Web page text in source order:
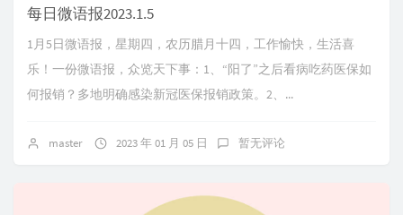
每日微语报2023.1.5
1月5日微语报，星期四，农历腊月十四，工作愉快，生活喜
乐！一份微语报，众览天下事：1、“阳了”之后看病吃药医保如
何报销？多地明确感染新冠医保报销政策。2、...
master 2023 年 01 月 05 日 暂无评论